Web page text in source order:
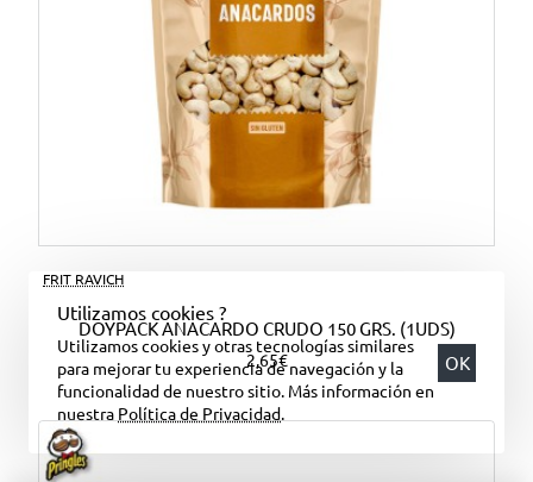
Utilizamos cookies ?
Utilizamos cookies y otras tecnologías similares
para mejorar tu experiencia de navegación y la
funcionalidad de nuestro sitio. Más información en
nuestra Política de Privacidad.
OK
FRIT RAVICH
DOYPACK ANACARDO CRUDO 150 GRS. (1UDS)
2,65€